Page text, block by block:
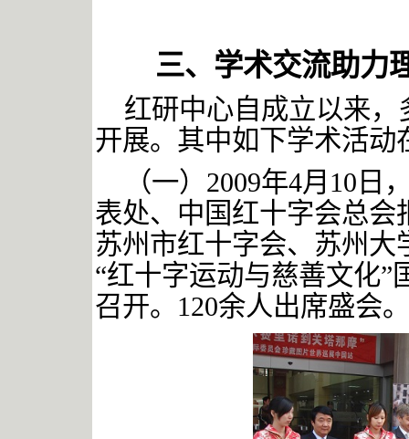
三、学术交流助力
红研中心自成立以来
开展。其中如下学术活
（一） 2009年4月 10 日
表处、中国红十字会总
苏州市红十字会、苏州
“红十字运动与慈善文化
召开。 120余人出席盛会。